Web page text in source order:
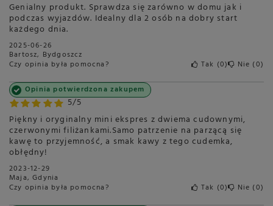
Genialny produkt. Sprawdza się zarówno w domu jak i
podczas wyjazdów. Idealny dla 2 osób na dobry start
każdego dnia.
2025-06-26
Bartosz, Bydgoszcz
Czy opinia była pomocna? Tak 0 Nie 0
5/5
Opinia potwierdzona zakupem
Piękny i oryginalny mini ekspres z dwiema cudownymi,
czerwonymi filiżankami.Samo patrzenie na parzącą się
kawę to przyjemność, a smak kawy z tego cudemka,
obłędny!
2023-12-29
Maja, Gdynia
Czy opinia była pomocna? Tak 0 Nie 0